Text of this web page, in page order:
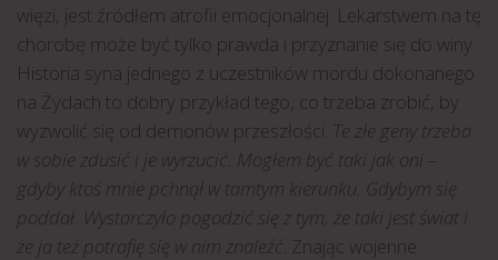
więzi, jest źródłem atrofii emocjonalnej. Lekarstwem na tę
chorobę może być tylko prawda i przyznanie się do winy.
Historia syna jednego z uczestników mordu dokonanego
na Żydach to dobry przykład tego, co trzeba zrobić, by
wyzwolić się od demonów przeszłości. Te złe geny trzeba
w sobie zdusić i je wyrzucić. Mogłem być taki jak oni –
gdyby ktoś mnie pchnął w tamtym kierunku. Gdybym się
poddał. Wystarczyło pogodzić się z tym, że taki jest świat i
że ja też potrafię się w nim znaleźć
. Znając wojenne